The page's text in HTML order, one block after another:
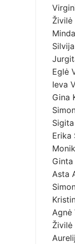
Živilė
Eglė
Ieva
Gina
Erika
Asta
Agnė
Živilė